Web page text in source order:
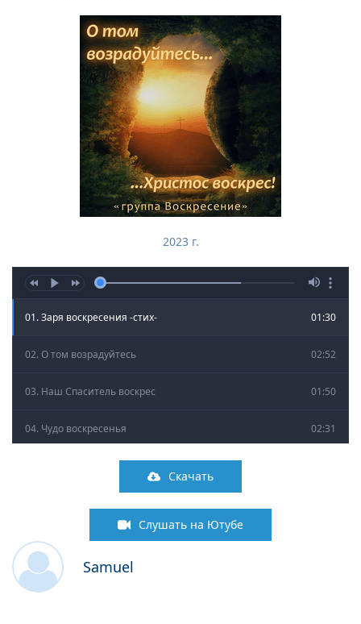
2023 г.
01. Заря воскресения -стих- 01:30
02. О том возрадуйтесь 02:52
03. Наш Спаситель воскрес 01:50
04. Чудо воскресенья 02:31
07. Мироносица -стих-
08. Воскресение Христово
Скачать
Слушать на Ютубе
Samuel